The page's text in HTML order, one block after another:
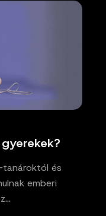
tanároktól és
emberi